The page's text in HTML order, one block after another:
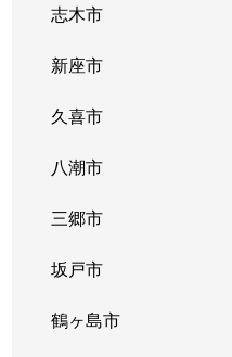
志木市
新座市
久喜市
八潮市
三郷市
坂戸市
鶴ヶ島市